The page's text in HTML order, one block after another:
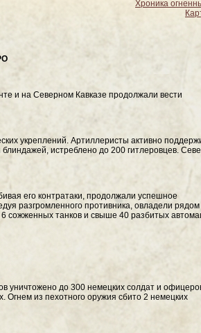
Хроника
и на Северном Кавказе продолжали вести
укреплений. Артиллеристы активно
истреблено до 200 гитлеровцев.
его контратаки, продолжали успешное
разгромленного противника, овладели рядом
сожженных танков и свыше 40 разбитых
уничтожено до 300 немецких солдат и
Огнем из пехотного оружия сбито 2 немецких